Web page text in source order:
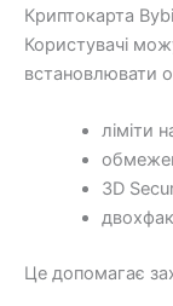
Криптокарта
Користувачі
встановлювати
ліміти
3D
Це допомагає